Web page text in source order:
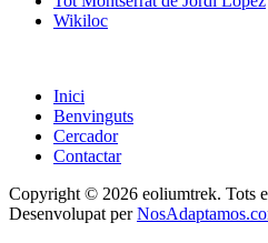
Wikiloc
Inici
Benvinguts
Cercador
Contactar
Copyright © 2026 eoliumtrek. Tots
Desenvolupat per